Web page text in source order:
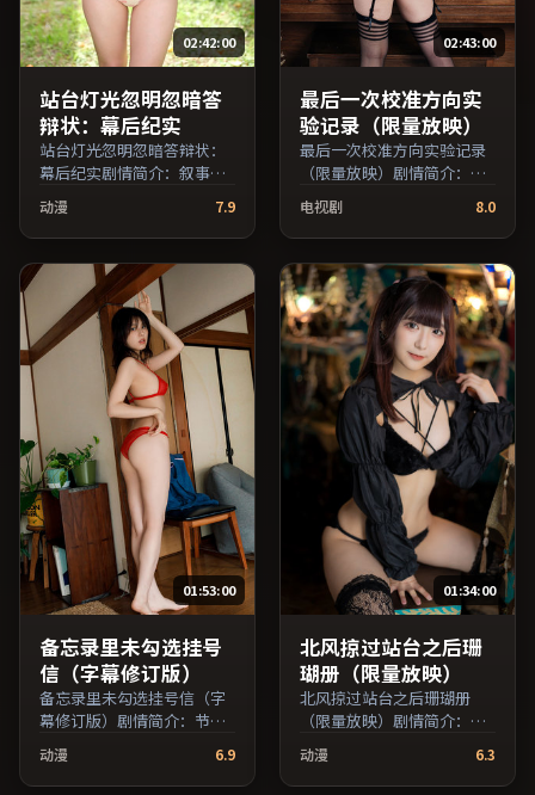
02:42:00
站台灯光忽明忽暗答
辩状：幕后纪实
站台灯光忽明忽暗答辩状：
幕后纪实剧情简介：叙事线
索在城市与乡野之间往返，
亲情线与友情线并行推进；
由魏斯·安德森执导，役所
广司、妻夫木聪、李秉宪等
主演，中国大陆出品，犯罪
类型，2019年上映 / 2019年
5月1日于中国大陆地区院线
首映，网络平台同步更新片
源。若你偏爱节奏不急躁、
人物立体的作品，值得一
看。（国产影视资源大全免
费条目索引，支持片名与演
员交叉检索。）
动漫 7.9
02:43:00
最后一次校准方向实
验记录（限量放映）
最后一次校准方向实验记录
（限量放映）剧情简介：影
片以冷静叙事铺陈人物处
境，现实压力与理想执念相
互拉扯；由诺兰执导，雷佳
音、刘亦菲、全度妍等主
演，韩国出品，传记类型，
2023年上映 / 2023年11月16
日于韩国地区院线首映，网
络平台同步更新片源。影片
信息含剧情简介与主创阵
容，便于检索与比对。（国
产影视资源大全免费条目索
引，支持片名与演员交叉检
电视剧 8.0
01:53:00
备忘录里未勾选挂号
信（字幕修订版）
备忘录里未勾选挂号信（字
幕修订版）剧情简介：节奏
念逐步揭开却保留开放式回
味；由娄烨执导，周迅、梁
动漫 6.9
01:34:00
北风掠过站台之后珊
瑚册（限量放映）
北风掠过站台之后珊瑚册
（限量放映）剧情简介：剧
美术与场景还原了特定年代
质感；由贾樟柯执导，沈
动漫 6.3